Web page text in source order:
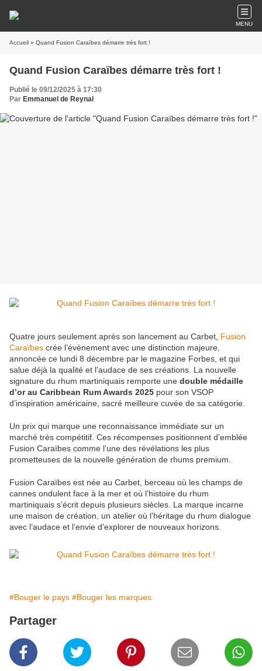
MENU
Accueil » Quand Fusion Caraïbes démarre très fort !
Quand Fusion Caraïbes démarre très fort !
Publié le 09/12/2025 à 17:30
Par Emmanuel de Reynal
Quatre jours seulement après son lancement au Carbet, Fusion
Caraïbes crée l’évènement avec une distinction majeure,
annoncée ce lundi 8 décembre par le magazine Forbes, et qui
salue déjà la qualité et l’audace de ses créations. La nouvelle
signature du rhum martiniquais remporte une double médaille
d’or au Caribbean Rum Awards 2025 pour son VSOP
d’inspiration américaine, sacré meilleure cuvée de sa catégorie.
Un prix qui marque une reconnaissance immédiate sur un
marché très compétitif. Ces récompenses positionnent d’emblée
Fusion Caraïbes comme l’une des révélations les plus
prometteuses de la nouvelle génération de rhums premium.
Fusion Caraïbes est née au Carbet, berceau où les champs de
cannes ondulent face à la mer et où l’histoire du rhum
martiniquais s’écrit depuis plusieurs siècles. La marque incarne
une maison de création, un atelier où l’héritage du rhum dialogue
avec l’audace et l’envie d’explorer de nouveaux horizons.
#Bouger le pays #Bouger les marques
Partager